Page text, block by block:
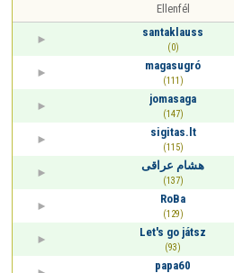
Ellenfél
santaklauss
(0)
magasugró
(111)
jomasaga
(147)
sigitas.lt
(115)
هشام عراقى
(137)
RoBa
(129)
Let's go játsz
(93)
papa60